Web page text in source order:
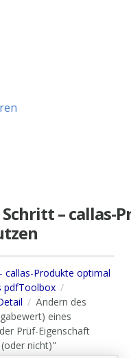
– callas-
callas-Produkte optimal
pdfToolbox
Ändern des
eines
Prüf-Eigenschaft
nicht)"